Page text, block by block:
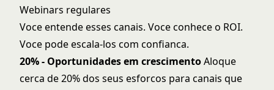
Webinars regulares
Voce entende esses canais. Voce conhece o ROI.
Voce pode escala-los com confianca.
20% - Oportunidades em crescimentoAloque
cerca de 20% dos seus esforcos para canais que